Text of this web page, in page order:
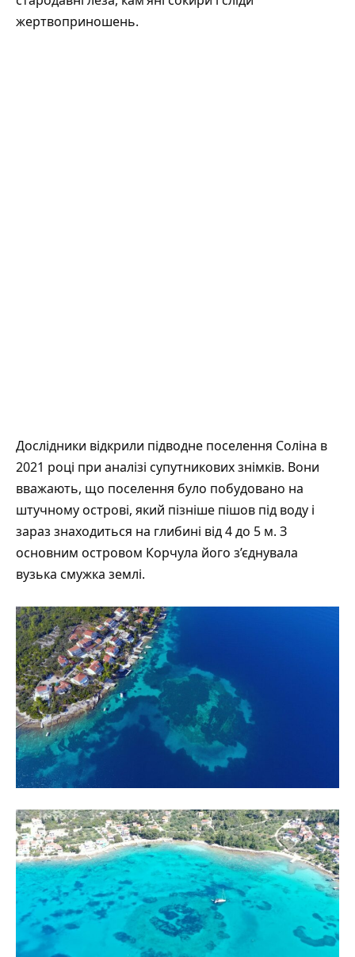
жертвоприношень.
Дослідники відкрили підводне поселення Соліна в
2021 році при аналізі супутникових знімків. Вони
вважають, що поселення було побудовано на
штучному острові, який пізніше пішов під воду і
зараз знаходиться на глибині від 4 до 5 м. З
основним островом Корчула його з’єднувала
вузька смужка землі.